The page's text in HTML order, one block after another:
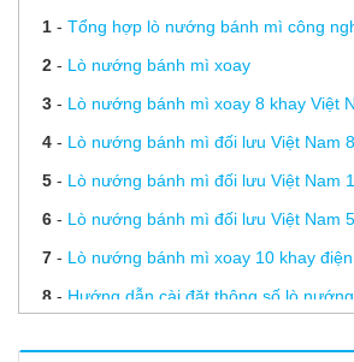
1- Tổng hợp lò nướng bánh mì công
2- Lò nướng bánh mì xoay
3- Lò nướng bánh mì xoay 8 khay Việt
4- Lò nướng bánh mì đối lưu Việt Nam
5- Lò nướng bánh mì đối lưu Việt Nam
6- Lò nướng bánh mì đối lưu Việt Nam
7- Lò nướng bánh mì xoay 10 khay
8- Hướng dẫn cài đặt thông số lò